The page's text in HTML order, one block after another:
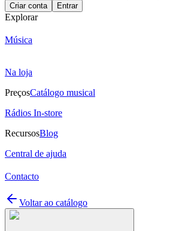
Criar conta Entrar
Explorar
Música
Na loja
PreçosCatálogo musical
Rádios In-store
RecursosBlog
Central de ajuda
Contacto
Voltar ao catálogo